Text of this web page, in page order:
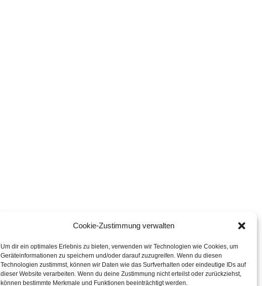
Cookie-Zustimmung verwalten
Um dir ein optimales Erlebnis zu bieten, verwenden wir Technologien wie Cookies, um
Geräteinformationen zu speichern und/oder darauf zuzugreifen. Wenn du diesen
Technologien zustimmst, können wir Daten wie das Surfverhalten oder eindeutige IDs auf
dieser Website verarbeiten. Wenn du deine Zustimmung nicht erteilst oder zurückziehst,
können bestimmte Merkmale und Funktionen beeinträchtigt werden.